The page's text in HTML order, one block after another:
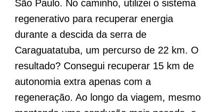
São Paulo. No caminho, utilizei o sistema
regenerativo para recuperar energia
durante a descida da serra de
Caraguatatuba, um percurso de 22 km. O
resultado? Consegui recuperar 15 km de
autonomia extra apenas com a
regeneração. Ao longo da viagem, mesmo